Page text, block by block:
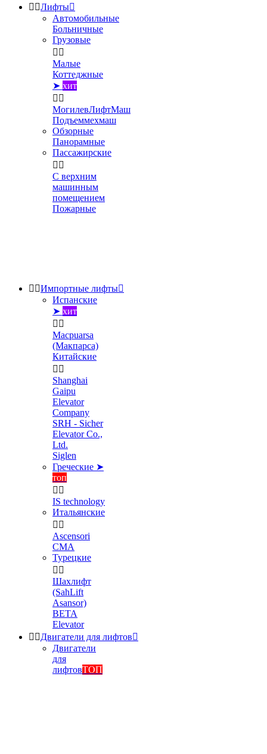
 Лифты
Автомобильные
Больничные
Грузовые
 
Малые
Коттеджные
➤ хит
 
МогилевЛифтМаш
Подъеммехмаш
Обзорные
Панорамные
Пассажирские
 
С верхним
машинным
помещением
Пожарные
 Импортные лифты
Испанские
➤ хит
 
Macpuarsa
(Макпарса)
Китайские
 
Shanghai
Gaipu
Elevator
Company
SRH - Sicher
Elevator Co.,
Ltd.
Siglen
Греческие ➤
топ
 
IS technology
Итальянские
 
Ascensori
CMA
Турецкие
 
Шахлифт
(SahLift
Asansor)
BETA
Elevator
 Двигатели для лифтов
Двигатели
для
лифтовТОП